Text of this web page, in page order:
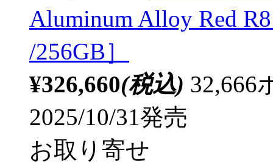
Aluminum Alloy Red
/256GB］
¥326,660(税込) 32,666
2025/10/31発売
お取り寄せ